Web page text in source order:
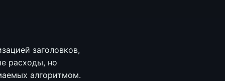
заголовков,
расходы, но
алгоритмом.